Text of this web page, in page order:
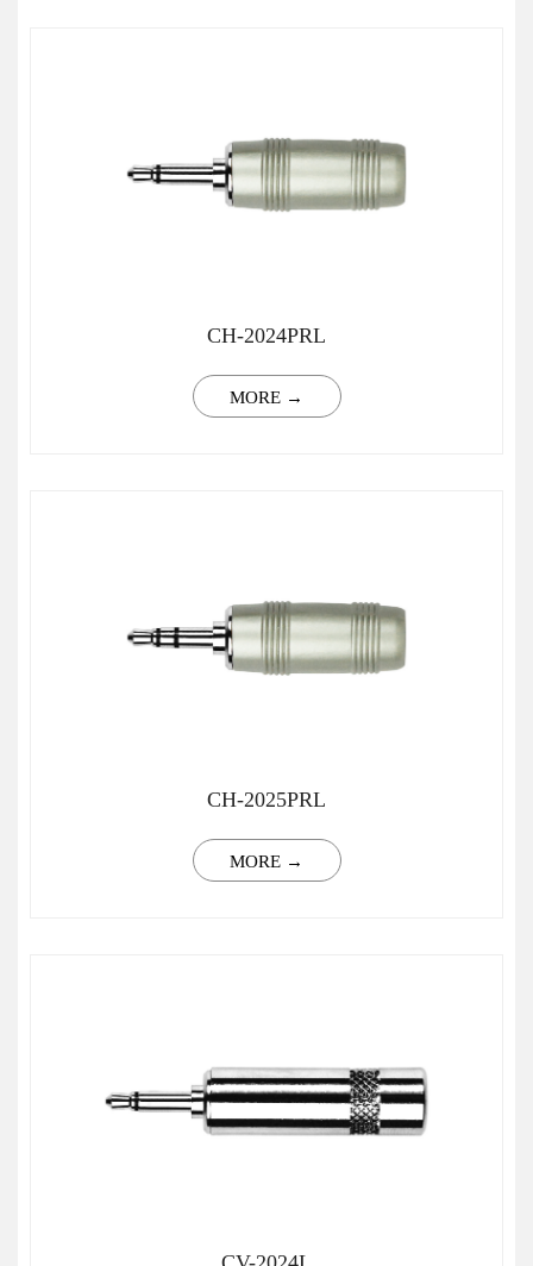
CH-2024PRL
MORE →
CH-2025PRL
MORE →